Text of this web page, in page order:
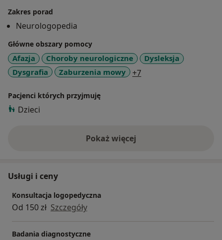
oraz zajęcia indywidualne z dziećmi w miejscu
zamieszkania.
Zakres porad
Neurologopedia
Główne obszary pomocy
Afazja Choroby neurologiczne
Dysleksja
Dysgrafia
Zaburzenia mowy +7
Pacjenci których przyjmuję
Dzieci
Pokaż więcejo doświadczeniu
Usługi i ceny
Konsultacja logopedyczna
Od 150 zł Szczegóły
Badania diagnostyczne